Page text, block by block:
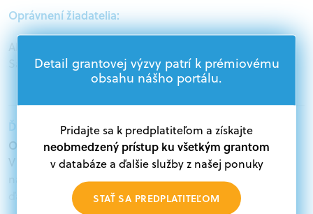
Oprávnení žiadatelia:
Akademický sektor, Podnikatelia, Jednotlivci,
Samospráva, Mimovládne organizácie
Ďalšie informácie:
Oprávnení žiadatelia:
V databáze grantov a dotácií na portáli Grantexpert.sk
nájdete aktuálne výzvy z eurofondov, plánu obnovy a
ďalších zdrojov.
Detail grantovej výzvy patrí k prémiovému
obsahu nášho portálu.
Pridajte sa k predplatiteľom a získajte
neobmedzený prístup ku všetkým grantom
v databáze a ďalšie služby z našej ponuky
STAŤ SA PREDPLATITEĽOM